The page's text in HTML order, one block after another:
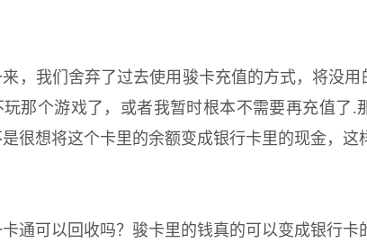
我们舍弃了过去使用骏卡充值的方式，将没用
玩那个游戏了，或者我暂时根本不需要再充值了.
很想将这个卡里的余额变成银行卡里的现金，这
可以回收吗？骏卡里的钱真的可以变成银行卡